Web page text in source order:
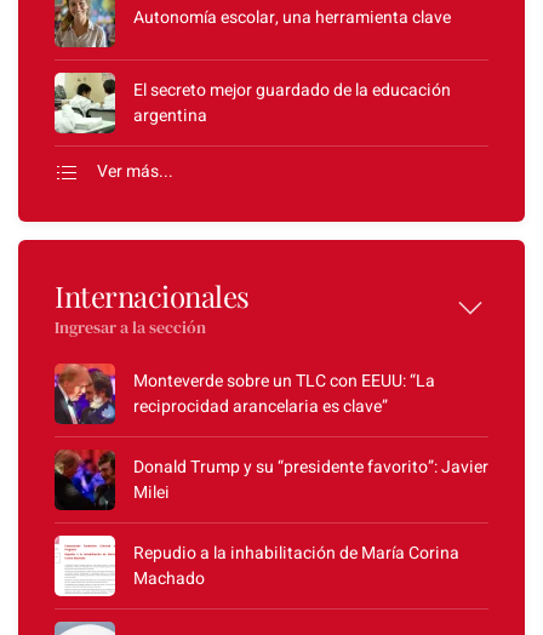
Autonomía escolar, una herramienta clave
El secreto mejor guardado de la educación
argentina
Ver más...
Internacionales
Ingresar a la sección
Monteverde sobre un TLC con EEUU: “La
reciprocidad arancelaria es clave”
Donald Trump y su “presidente favorito”: Javier
Milei
Repudio a la inhabilitación de María Corina
Machado